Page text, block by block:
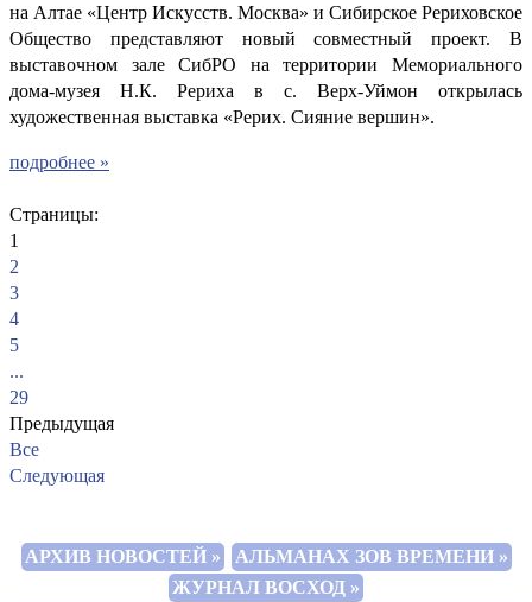
на Алтае «Центр Искусств. Москва» и Сибирское Рериховское
Общество представляют новый совместный проект. В
выставочном зале СибРО на территории Мемориального
дома-музея Н.К. Рериха в с. Верх-Уймон открылась
художественная выставка «Рерих. Сияние вершин».
подробнее »
Страницы:
1
2
3
4
5
...
29
Предыдущая
Все
Следующая
АРХИВ НОВОСТЕЙ »
АЛЬМАНАХ ЗОВ ВРЕМЕНИ »
ЖУРНАЛ ВОСХОД »